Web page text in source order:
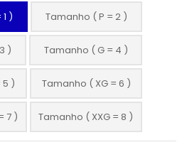
) Tamanho ( P = 2 )
) Tamanho ( G = 4 )
5 ) Tamanho ( XG = 6 )
7 ) Tamanho ( XXG = 8 )